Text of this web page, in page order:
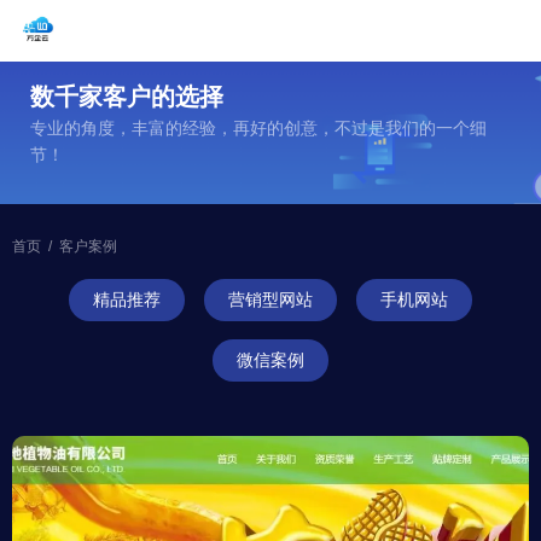
数千家客户的选择
专业的角度，丰富的经验，再好的创意，不过是我们的一个细
节！
首页 / 客户案例
精品推荐 营销型网站 手机网站
微信案例